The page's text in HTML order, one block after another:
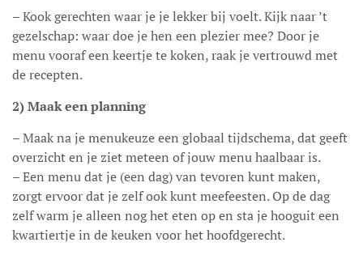
– Kook gerechten waar je je lekker bij voelt. Kijk naar ’t
gezelschap: waar doe je hen een plezier mee? Door je
menu vooraf een keertje te koken, raak je vertrouwd met
de recepten.
2) Maak een planning
– Maak na je menukeuze een globaal tijdschema, dat geeft
overzicht en je ziet meteen of jouw menu haalbaar is.
– Een menu dat je (een dag) van tevoren kunt maken,
zorgt ervoor dat je zelf ook kunt meefeesten. Op de dag
zelf warm je alleen nog het eten op en sta je hooguit een
kwartiertje in de keuken voor het hoofdgerecht.